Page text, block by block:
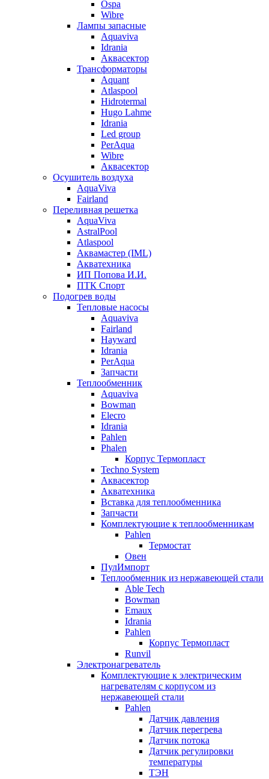
Ospa
Wibre
Лампы запасные
Aquaviva
Idrania
Аквасектор
Трансформаторы
Aquant
Atlaspool
Hidrotermal
Hugo Lahme
Idrania
Led group
PerAqua
Wibre
Аквасектор
Осушитель воздуха
AquaViva
Fairland
Переливная решетка
AquaViva
AstralPool
Atlaspool
Аквамастер (IML)
Акватехника
ИП Попова И.И.
ПТК Спорт
Подогрев воды
Тепловые насосы
Aquaviva
Fairland
Hayward
Idrania
PerAqua
Запчасти
Теплообменник
Aquaviva
Bowman
Elecro
Idrania
Pahlen
Phalen
Корпус Термопласт
Techno System
Аквасектор
Акватехника
Вставка для теплообменника
Запчасти
Комплектующие к теплообменникам
Pahlen
Термостат
Овен
ПулИмпорт
Теплообменник из нержавеющей стали
Able Tech
Bowman
Emaux
Idrania
Pahlen
Корпус Термопласт
Runvil
Электронагреватель
Комплектующие к электрическим
нагревателям с корпусом из
нержавеющей стали
Pahlen
Датчик давления
Датчик перегрева
Датчик потока
Датчик регулировки
температуры
ТЭН